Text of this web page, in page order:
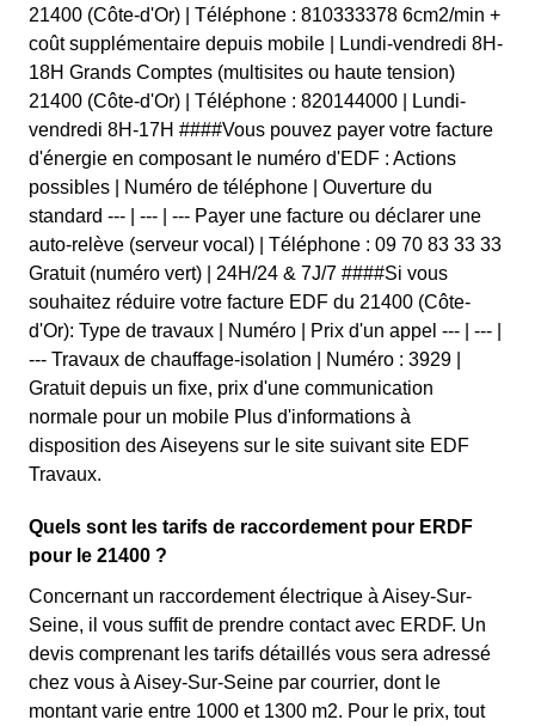
21400 (Côte-d'Or) | Téléphone : 810333378 6cm2/min +
coût supplémentaire depuis mobile | Lundi-vendredi 8H-
18H Grands Comptes (multisites ou haute tension)
21400 (Côte-d'Or) | Téléphone : 820144000 | Lundi-
vendredi 8H-17H ####Vous pouvez payer votre facture
d'énergie en composant le numéro d'EDF : Actions
possibles | Numéro de téléphone | Ouverture du
standard --- | --- | --- Payer une facture ou déclarer une
auto-relève (serveur vocal) | Téléphone : 09 70 83 33 33
Gratuit (numéro vert) | 24H/24 & 7J/7 ####Si vous
souhaitez réduire votre facture EDF du 21400 (Côte-
d'Or): Type de travaux | Numéro | Prix d'un appel --- | --- |
--- Travaux de chauffage-isolation | Numéro : 3929 |
Gratuit depuis un fixe, prix d'une communication
normale pour un mobile Plus d'informations à
disposition des Aiseyens sur le site suivant site EDF
Travaux.
Quels sont les tarifs de raccordement pour ERDF
pour le 21400 ?
Concernant un raccordement électrique à Aisey-Sur-
Seine, il vous suffit de prendre contact avec ERDF. Un
devis comprenant les tarifs détaillés vous sera adressé
chez vous à Aisey-Sur-Seine par courrier, dont le
montant varie entre 1000 et 1300 m2. Pour le prix, tout